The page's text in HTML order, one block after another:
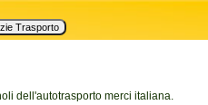
dell'autotrasporto merci italiana.